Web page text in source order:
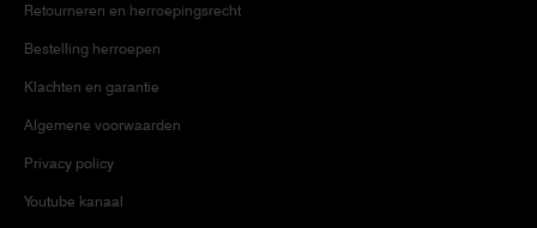
Retourneren en herroepingsrecht
Bestelling herroepen
Klachten en garantie
Algemene voorwaarden
Privacy policy
Youtube kanaal